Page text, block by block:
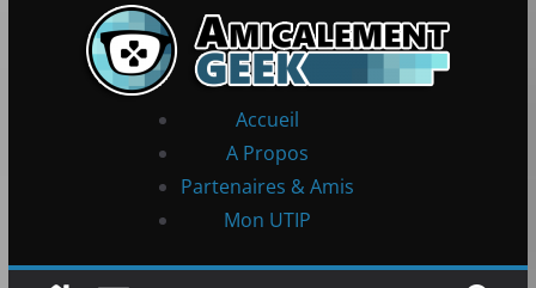
Accueil
A Propos
Partenaires & Amis
Mon UTIP